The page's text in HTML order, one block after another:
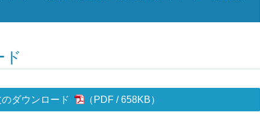
ド
ダウンロード 658KB）